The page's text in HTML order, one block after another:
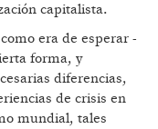
capitalista.
era de esperar -
forma, y
diferencias,
de crisis en
mundial, tales